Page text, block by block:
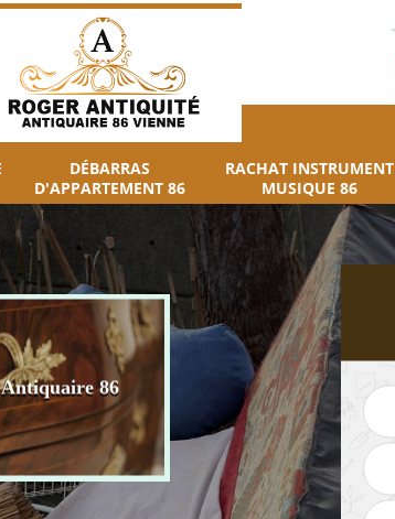
DÉBARRAS
D'APPARTEMENT 86
RACHAT INSTRUMENT
MUSIQUE 86
Antiquaire 86
Débarras
d'appartement 86